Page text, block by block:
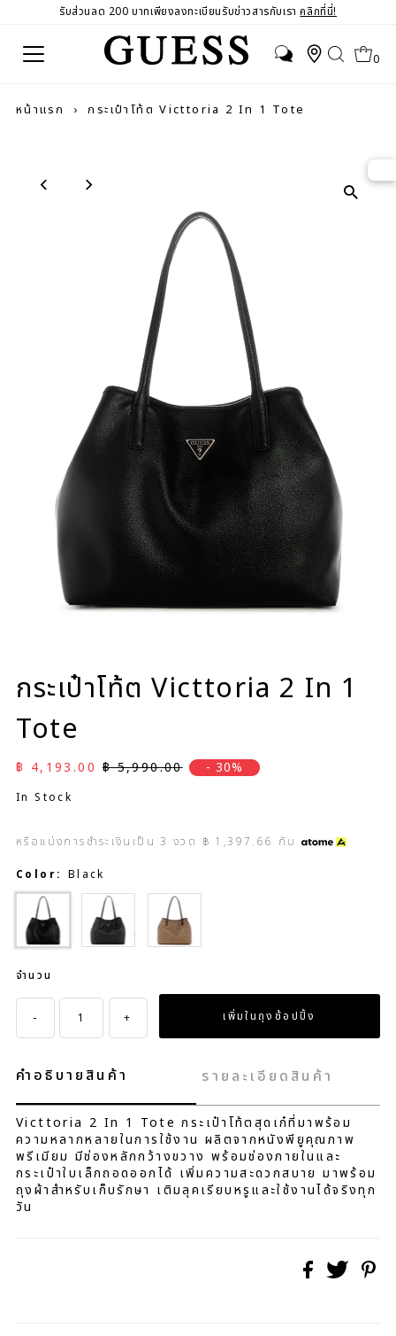
รับส่วนลด 200 บาทเพียงลงทะเบียนรับข่าวสารกับเราคลิกที่นี่!
0
หน้าแรก › กระเป๋าโท้ต Victtoria 2 In 1 Tote
กระเป๋าโท้ต Victtoria 2 In 1
Tote
ราคาลด
฿ 4,193.00 ราคาปกติ
฿ 5,990.00 - 30%
In Stock
หรือแบ่งการชำระเงินเป็น3 งวด ฿ 1,397.66 กับ
Color: Black
Black Brown
จำนวน
- +
คำอธิบายสินค้า รายละเอียดสินค้า
Victtoria 2 In 1 Tote กระเป๋าโท้ตสุดเก๋ที่มาพร้อม
ความหลากหลายในการใช้งาน ผลิตจากหนังพียูคุณภาพ
พรีเมียม มีช่องหลักกว้างขวาง พร้อมช่องภายในและ
กระเป๋าใบเล็กถอดออกได้ เพิ่มความสะดวกสบาย มาพร้อม
ถุงผ้าสำหรับเก็บรักษา เติมลุคเรียบหรูและใช้งานได้จริงทุก
วัน